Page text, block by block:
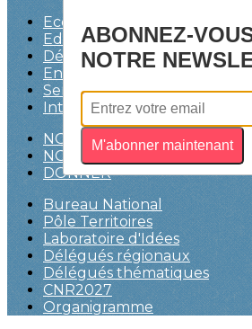
Economie
Education
Démocratie
Environnement
Services Publics
International
NOUS CONTACTER
NOUS REJOINDRE
DONNER
Bureau National
Pôle Territoires
Laboratoire d'Idées
Délégués régionaux
Délégués thématiques
CNR2027
Organigramme
ABONNEZ-
NOTRE
M'abonner maintenant